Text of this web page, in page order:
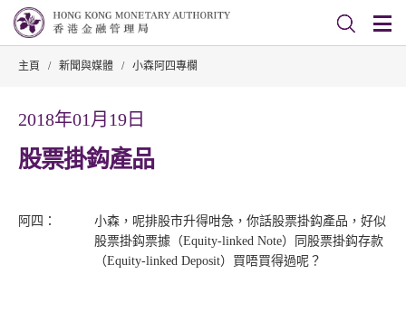
主頁 / 新聞與媒體 / 小森阿四專欄
2018年01月19日
股票掛鈎產品
阿四：
小森，呢排股市升得咁急，你話股票掛鈎產品，好似
股票掛鈎票據（Equity-linked Note）同股票掛鈎存款
（Equity-linked Deposit）買唔買得過呢？